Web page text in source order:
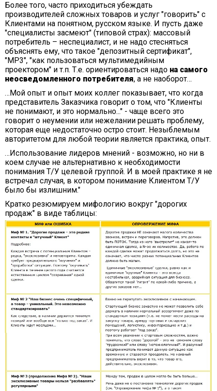
Более того, часто приходиться убеждать
производителей сложных товаров и услуг "говорить" с
Клиентами на понятном, русском языке. И пусть даже
"специалисты засмеют" (типовой страх): массовый
потребитель – неспециалист, и не надо стесняться
объяснять ему, что такое "депозитный сертификат",
"MP3", "как пользоваться мультимедийным
проектором" и т.п. Т.е. ориентироваться надо на самого
неосведомленного потребителя, а не наоборот…
…Мой опыт и опыт моих коллег показывает, что когда
представитель Заказчика говорит о том, что "Клиенты
не понимают, и это нормально..." - чаще всего это
говорит о неумении или нежелании решать проблему,
которая еще недостаточно остро стоит. Незыблемым
авторитетом для любой теории является практика, опыт.
…Использование лидеров мнений - возможно, но ни в
коем случае не альтернативно к необходимости
понимания Т/У целевой группой. И в моей практике я не
встречал случая, в котором понимание Клиентом Т/У
было бы излишним."
Кратко резюмируем мифологию вокруг "дорогих
продаж" в виде таблицы: